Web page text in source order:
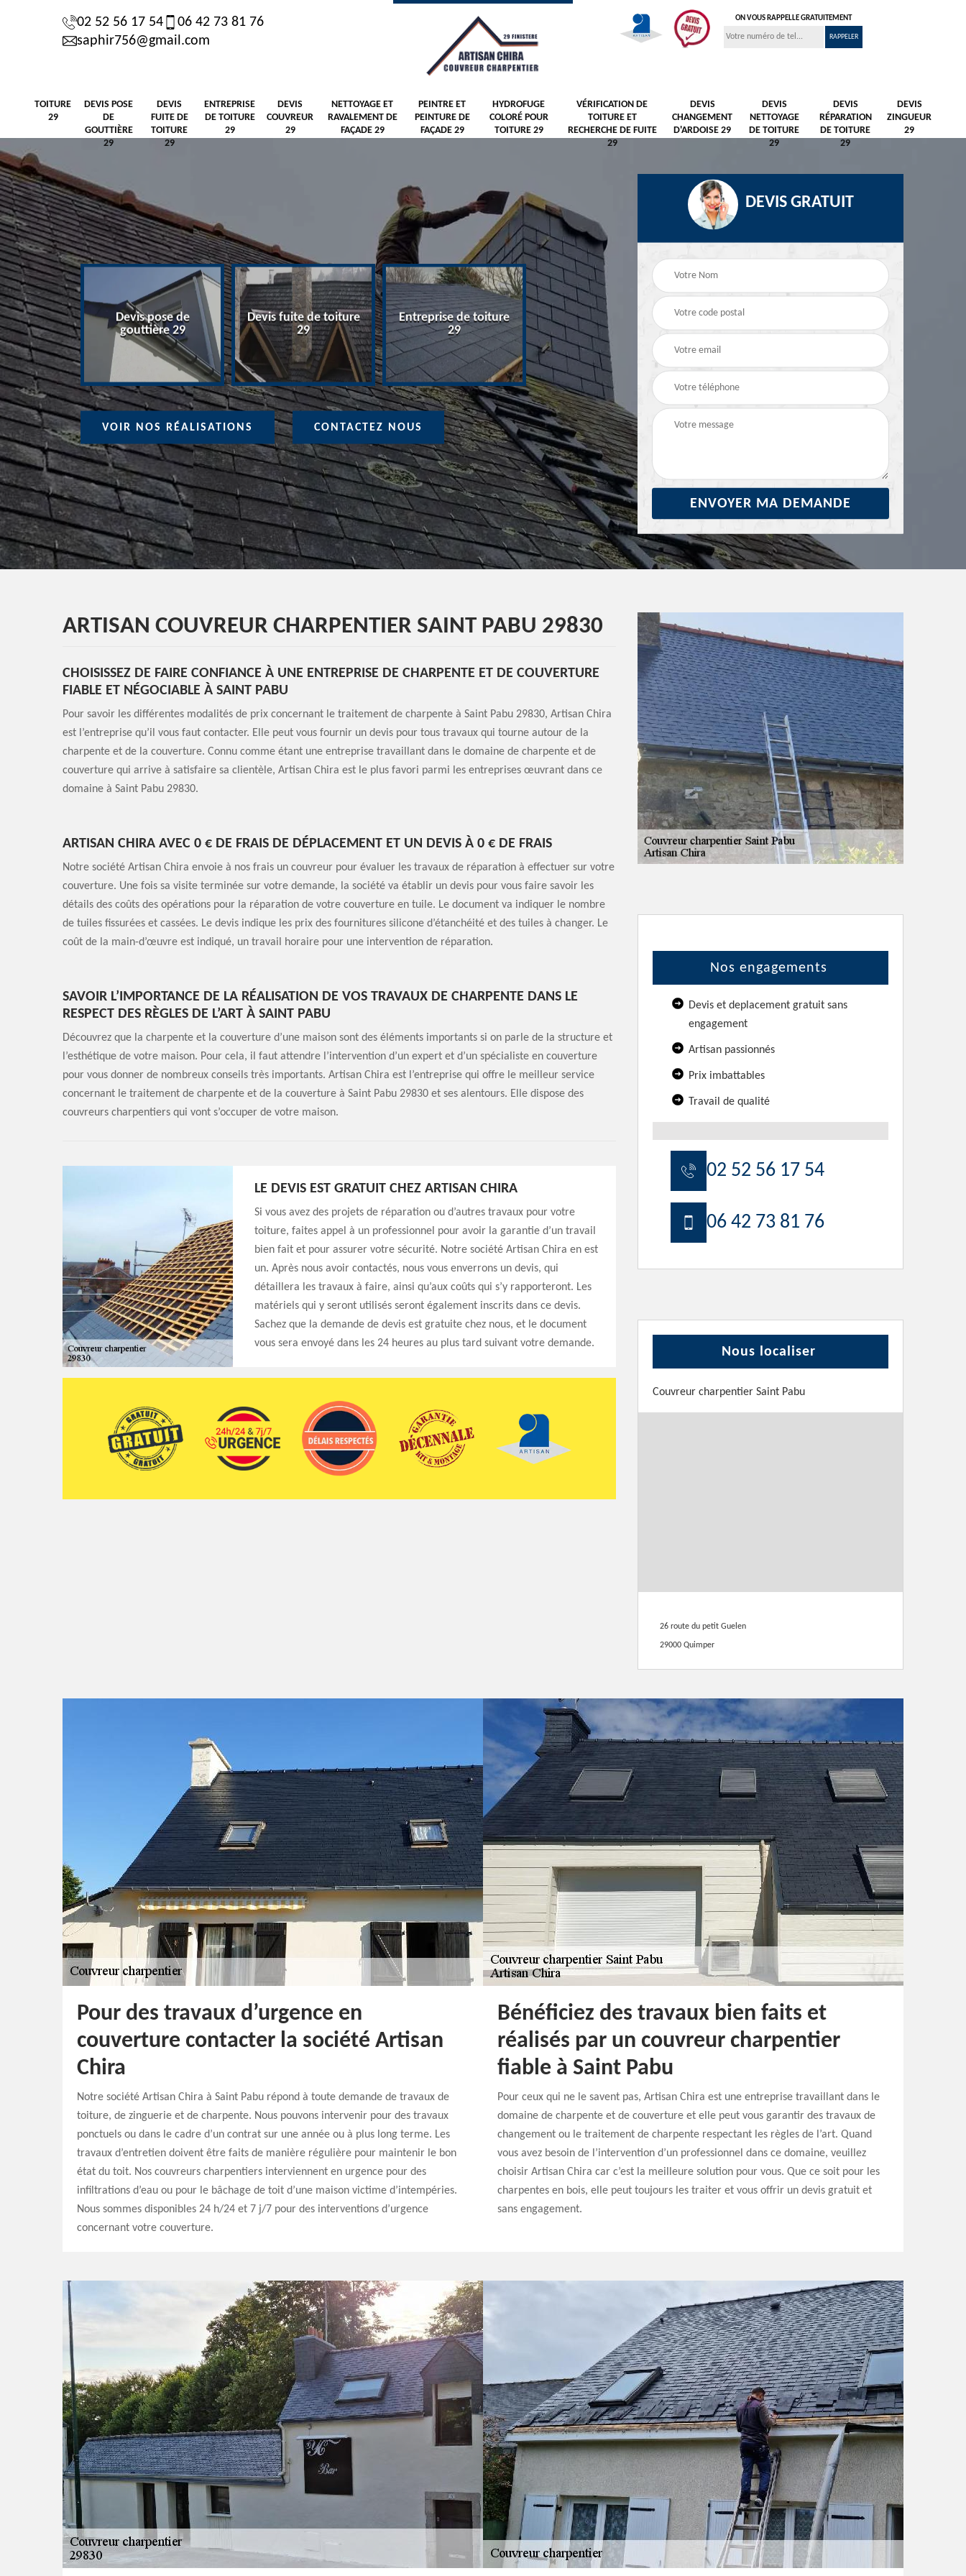
02 52 56 17 54
06 42 73 81 76
saphir756@gmail.com
ON VOUS RAPPELLE GRATUITEMENT
TOITURE
29
DEVIS POSE
DE
GOUTTIÈRE
29
DEVIS
FUITE DE
TOITURE
29
ENTREPRISE
DE TOITURE
29
DEVIS
COUVREUR
29
NETTOYAGE ET
RAVALEMENT DE
FAÇADE 29
PEINTRE ET
PEINTURE DE
FAÇADE 29
HYDROFUGE
COLORÉ POUR
TOITURE 29
VÉRIFICATION DE
TOITURE ET
RECHERCHE DE FUITE
29
DEVIS
CHANGEMENT
D'ARDOISE 29
DEVIS
NETTOYAGE
DE TOITURE
29
DEVIS
RÉPARATION
DE TOITURE
29
DEVIS
ZINGUEUR
29
29
Devis pose de
gouttière 29
Devis fuite de toiture
29
Entreprise de toiture
29
Devis Couvreur 29
Nettoyage et
29
Peintre et peinture de
façade 29
VOIR NOS RÉALISATIONS CONTACTEZ NOUS
DEVIS GRATUIT
ARTISAN COUVREUR CHARPENTIER SAINT PABU 29830
CHOISISSEZ DE FAIRE CONFIANCE À UNE ENTREPRISE DE CHARPENTE ET DE COUVERTURE
FIABLE ET NÉGOCIABLE À SAINT PABU
Pour savoir les différentes modalités de prix concernant le traitement de charpente à Saint Pabu 29830, Artisan Chira
est l’entreprise qu’il vous faut contacter. Elle peut vous fournir un devis pour tous travaux qui tourne autour de la
charpente et de la couverture. Connu comme étant une entreprise travaillant dans le domaine de charpente et de
couverture qui arrive à satisfaire sa clientèle, Artisan Chira est le plus favori parmi les entreprises œuvrant dans ce
domaine à Saint Pabu 29830.
ARTISAN CHIRA AVEC 0 € DE FRAIS DE DÉPLACEMENT ET UN DEVIS À 0 € DE FRAIS
Notre société Artisan Chira envoie à nos frais un couvreur pour évaluer les travaux de réparation à effectuer sur votre
couverture. Une fois sa visite terminée sur votre demande, la société va établir un devis pour vous faire savoir les
détails des coûts des opérations pour la réparation de votre couverture en tuile. Le document va indiquer le nombre
de tuiles fissurées et cassées. Le devis indique les prix des fournitures silicone d’étanchéité et des tuiles à changer. Le
coût de la main-d’œuvre est indiqué, un travail horaire pour une intervention de réparation.
SAVOIR L’IMPORTANCE DE LA RÉALISATION DE VOS TRAVAUX DE CHARPENTE DANS LE
RESPECT DES RÈGLES DE L’ART À SAINT PABU
Découvrez que la charpente et la couverture d’une maison sont des éléments importants si on parle de la structure et
l’esthétique de votre maison. Pour cela, il faut attendre l’intervention d’un expert et d’un spécialiste en couverture
pour vous donner de nombreux conseils très importants. Artisan Chira est l’entreprise qui offre le meilleur service
concernant le traitement de charpente et de la couverture à Saint Pabu 29830 et ses alentours. Elle dispose des
couvreurs charpentiers qui vont s’occuper de votre maison.
LE DEVIS EST GRATUIT CHEZ ARTISAN CHIRA
Si vous avez des projets de réparation ou d’autres travaux pour votre
toiture, faites appel à un professionnel pour avoir la garantie d’un travail
bien fait et pour assurer votre sécurité. Notre société Artisan Chira en est
un. Après nous avoir contactés, nous vous enverrons un devis, qui
détaillera les travaux à faire, ainsi qu’aux coûts qui s’y rapporteront. Les
matériels qui y seront utilisés seront également inscrits dans ce devis.
Sachez que la demande de devis est gratuite chez nous, et le document
vous sera envoyé dans les 24 heures au plus tard suivant votre demande.
Nos engagements
Devis et deplacement gratuit sans
engagement
Artisan passionnés
Prix imbattables
Travail de qualité
02 52 56 17 54
06 42 73 81 76
Nous localiser
Couvreur charpentier Saint Pabu
26 route du petit Guelen
29000 Quimper
Pour des travaux d’urgence en
couverture contacter la société Artisan
Chira
Notre société Artisan Chira à Saint Pabu répond à toute demande de travaux de
toiture, de zinguerie et de charpente. Nous pouvons intervenir pour des travaux
ponctuels ou dans le cadre d’un contrat sur une année ou à plus long terme. Les
travaux d’entretien doivent être faits de manière régulière pour maintenir le bon
état du toit. Nos couvreurs charpentiers interviennent en urgence pour des
infiltrations d’eau ou pour le bâchage de toit d’une maison victime d’intempéries.
Nous sommes disponibles 24 h/24 et 7 j/7 pour des interventions d’urgence
concernant votre couverture.
Bénéficiez des travaux bien faits et
réalisés par un couvreur charpentier
fiable à Saint Pabu
Pour ceux qui ne le savent pas, Artisan Chira est une entreprise travaillant dans le
domaine de charpente et de couverture et elle peut vous garantir des travaux de
changement ou le traitement de charpente respectant les règles de l’art. Quand
vous avez besoin de l’intervention d’un professionnel dans ce domaine, veuillez
choisir Artisan Chira car c’est la meilleure solution pour vous. Que ce soit pour les
charpentes en bois, elle peut toujours les traiter et vous offrir un devis gratuit et
sans engagement.